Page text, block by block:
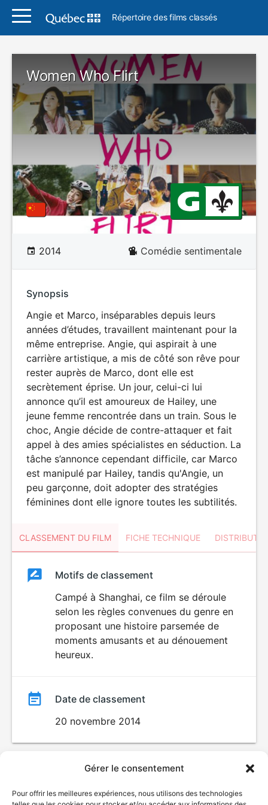
Gérer le consentement
Pour offrir les meilleures expériences, nous utilisons des technologies
Répertoire des films classés
Women Who Flirt
2014 Comédie sentimentale
Synopsis
Angie et Marco, inséparables depuis leurs
années d’études, travaillent maintenant pour la
même entreprise. Angie, qui aspirait à une
carrière artistique, a mis de côté son rêve pour
rester auprès de Marco, dont elle est
secrètement éprise. Un jour, celui-ci lui
annonce qu’il est amoureux de Hailey, une
jeune femme rencontrée dans un train. Sous le
choc, Angie décide de contre-attaquer et fait
appel à des amies spécialistes en séduction. La
tâche s’annonce cependant difficile, car Marco
est manipulé par Hailey, tandis qu'Angie, un
peu garçonne, doit adopter des stratégies
féminines dont elle ignore toutes les subtilités.
CLASSEMENT DU FILM FICHE TECHNIQUE
ClassementClassement
Motifs de classement
Campé à Shanghai, ce film se déroule
selon les règles convenues du genre en
proposant une histoire parsemée de
moments amusants et au dénouement
heureux.
Date de classement
20 novembre 2014